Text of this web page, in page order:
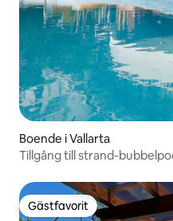
Boende i Vallarta
Tillgång till strand-
Gästfavorit
Gästfavorit